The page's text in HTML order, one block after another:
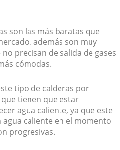
son las más baratas que
además son muy
precisan de salida de gases
cómodas.
tipo de calderas por
tienen que estar
agua caliente, ya que este
caliente en el momento
progresivas.